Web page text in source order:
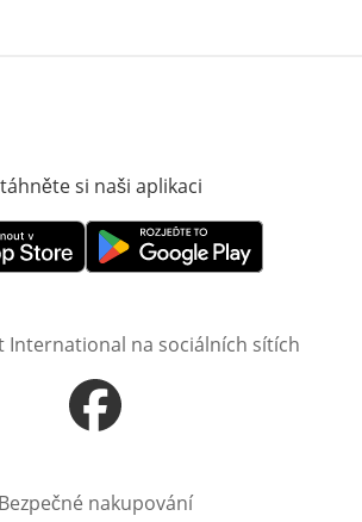
si naši aplikaci
novém okněOtevře v novém okně
International na sociálních sítích
Otevře v novém okně
Bezpečné nakupování